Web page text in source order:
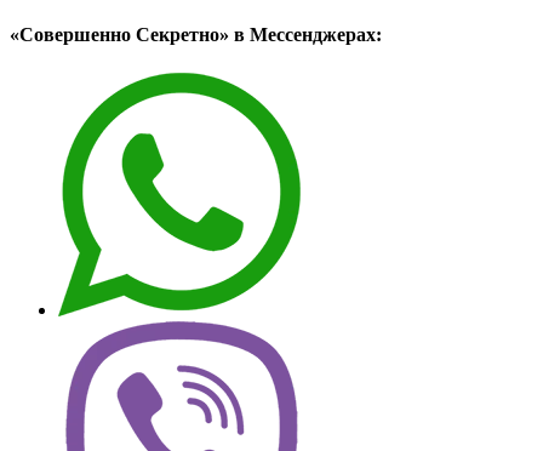
«Совершенно Секретно» в Мессенджерах: